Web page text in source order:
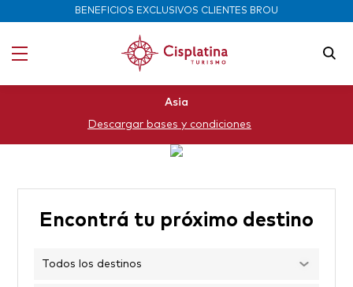
BENEFICIOS EXCLUSIVOS CLIENTES BROU
Asia
Descargar bases y condiciones
Encontrá tu próximo destino